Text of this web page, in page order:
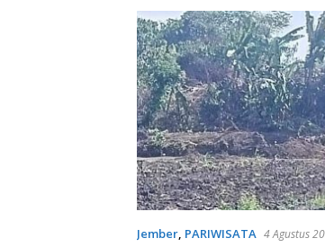
Jember, PARIWISATA 4 Agustus